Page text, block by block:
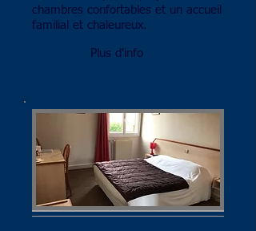
chambres confortables et un accueil
familial et chaleureux.
Plus d'info